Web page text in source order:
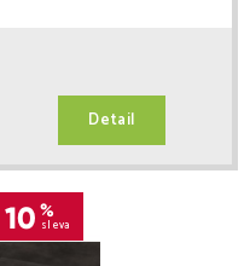
Detail
10 %
sleva